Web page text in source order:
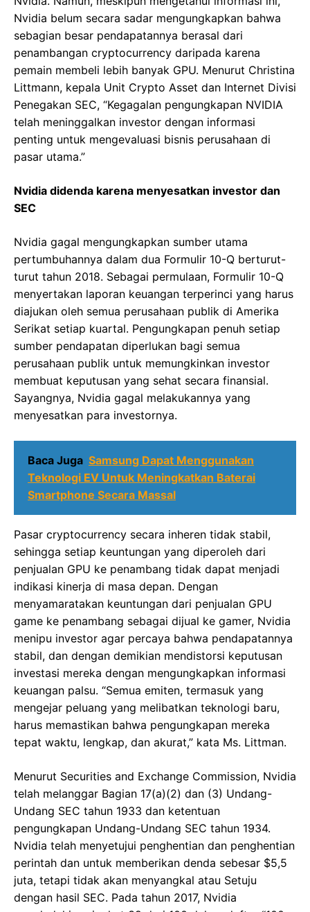
Nvidia belum secara sadar mengungkapkan bahwa
sebagian besar pendapatannya berasal dari
penambangan cryptocurrency daripada karena
pemain membeli lebih banyak GPU. Menurut Christina
Littmann, kepala Unit Crypto Asset dan Internet Divisi
Penegakan SEC, “Kegagalan pengungkapan NVIDIA
telah meninggalkan investor dengan informasi
penting untuk mengevaluasi bisnis perusahaan di
pasar utama.”
Nvidia didenda karena menyesatkan investor dan
SEC
Nvidia gagal mengungkapkan sumber utama
pertumbuhannya dalam dua Formulir 10-Q berturut-
turut tahun 2018. Sebagai permulaan, Formulir 10-Q
menyertakan laporan keuangan terperinci yang harus
diajukan oleh semua perusahaan publik di Amerika
Serikat setiap kuartal. Pengungkapan penuh setiap
sumber pendapatan diperlukan bagi semua
perusahaan publik untuk memungkinkan investor
membuat keputusan yang sehat secara finansial.
Sayangnya, Nvidia gagal melakukannya yang
menyesatkan para investornya.
Baca Juga Samsung Dapat Menggunakan
Teknologi EV Untuk Meningkatkan Baterai
Smartphone Secara Massal
Pasar cryptocurrency secara inheren tidak stabil,
sehingga setiap keuntungan yang diperoleh dari
penjualan GPU ke penambang tidak dapat menjadi
indikasi kinerja di masa depan. Dengan
menyamaratakan keuntungan dari penjualan GPU
game ke penambang sebagai dijual ke gamer, Nvidia
menipu investor agar percaya bahwa pendapatannya
stabil, dan dengan demikian mendistorsi keputusan
investasi mereka dengan mengungkapkan informasi
keuangan palsu. “Semua emiten, termasuk yang
mengejar peluang yang melibatkan teknologi baru,
harus memastikan bahwa pengungkapan mereka
tepat waktu, lengkap, dan akurat,” kata Ms. Littman.
Menurut Securities and Exchange Commission, Nvidia
telah melanggar Bagian 17(a)(2) dan (3) Undang-
Undang SEC tahun 1933 dan ketentuan
pengungkapan Undang-Undang SEC tahun 1934.
Nvidia telah menyetujui penghentian dan penghentian
perintah dan untuk memberikan denda sebesar $5,5
juta, tetapi tidak akan menyangkal atau Setuju
dengan hasil SEC. Pada tahun 2017, Nvidia